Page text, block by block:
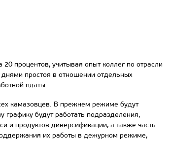
процентов, учитывая опыт коллег по отрасли
простоя в отношении отдельных
платы.
камазовцев. В прежнем режиме будут
будут работать подразделения,
и продуктов диверсификации, а также часть
их работы в дежурном режиме,